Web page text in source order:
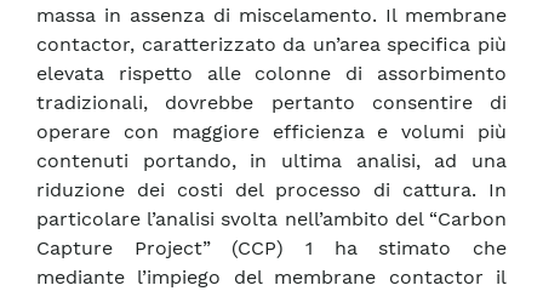
massa in assenza di miscelamento. Il membrane
contactor, caratterizzato da un’area specifica più
elevata rispetto alle colonne di assorbimento
tradizionali, dovrebbe pertanto consentire di
operare con maggiore efficienza e volumi più
contenuti portando, in ultima analisi, ad una
riduzione dei costi del processo di cattura. In
particolare l’analisi svolta nell’ambito del “Carbon
Capture Project” (CCP) 1 ha stimato che
mediante l’impiego del membrane contactor il